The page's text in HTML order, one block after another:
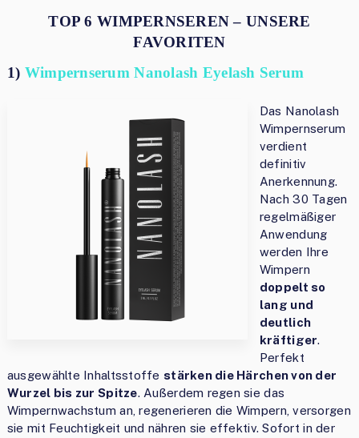
TOP 6 WIMPERNSEREN – UNSERE
FAVORITEN
1) Wimpernserum Nanolash Eyelash Serum
Das Nanolash
Wimpernserum
verdient
definitiv
Anerkennung.
Nach 30 Tagen
regelmäßiger
Anwendung
werden Ihre
Wimpern
doppelt so
lang und
deutlich
kräftiger.
Perfekt
ausgewählte Inhaltsstoffe stärken die Härchen von der
Wurzel bis zur Spitze. Außerdem regen sie das
Wimpernwachstum an, regenerieren die Wimpern, versorgen
sie mit Feuchtigkeit und nähren sie effektiv. Sofort in der